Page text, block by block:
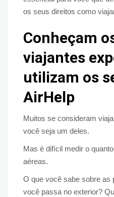
os seus direitos como
Conheçam
viajantes
utilizam os
AirHelp
Muitos se consideram
você seja um deles.
Mas é difícil medir o
aéreas.
O que você sabe sobre as
você passa no exterior?